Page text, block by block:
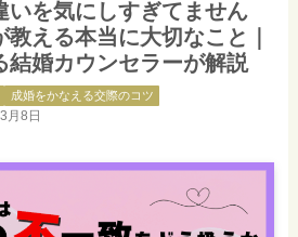
いを気にしすぎてません
える本当に大切なこと｜
結婚カウンセラーが解説
成婚をかなえる交際のコツ
月8日